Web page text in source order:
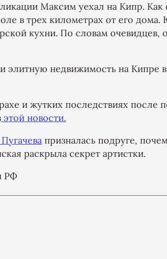
Максим уехал на Кипр. Как
в трех километрах от его
кухни. По словам очевидцев,
недвижимость на Кипре в
и жутких последствиях после
этой новости.
призналась подруге,
раскрыла секрет артистки.
РФ